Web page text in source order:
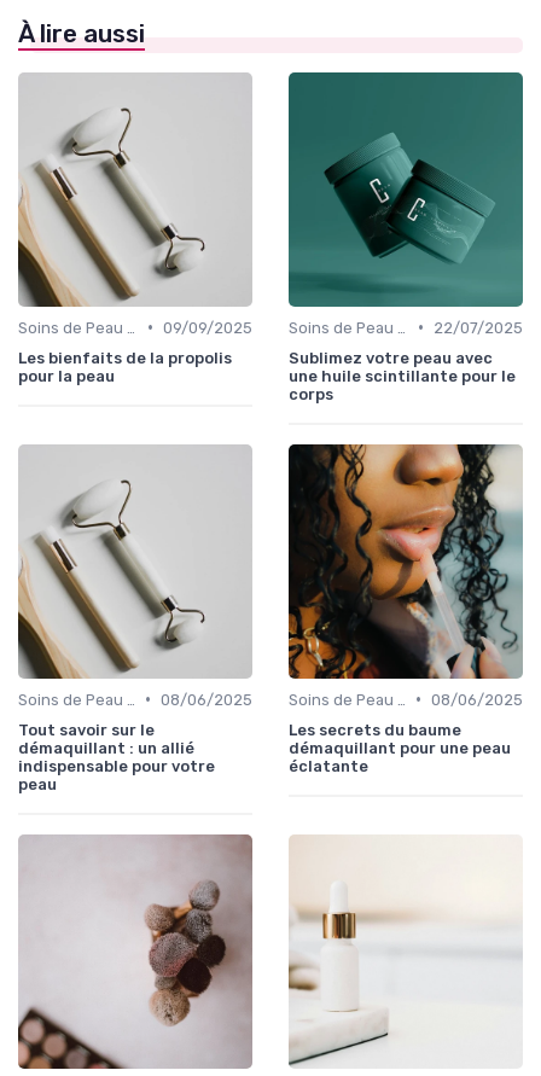
À lire aussi
• 09/09/2025
Les bienfaits de la propolis
pour la peau
•
22/07/2025
Sublimez votre peau avec
une huile scintillante pour le
corps
• 08/06/2025
Tout savoir sur le
démaquillant : un allié
indispensable pour votre
peau
• 08/06/2025
Les secrets du baume
démaquillant pour une peau
éclatante